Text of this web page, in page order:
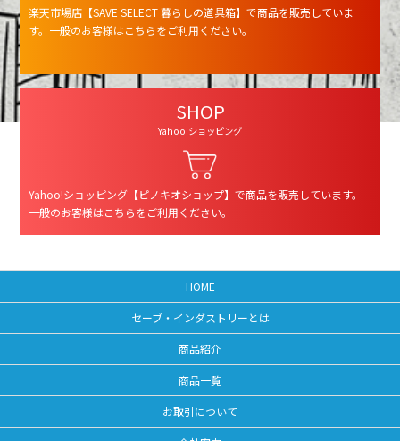
楽天市場店【SAVE SELECT 暮らしの道具箱】で商品を販売していま
す。一般のお客様はこちらをご利用ください。
SHOP
Yahoo!ショッピング
Yahoo!ショッピング【ピノキオショップ】で商品を販売しています。
一般のお客様はこちらをご利用ください。
HOME
セーブ・インダストリーとは
商品紹介
商品一覧
お取引について